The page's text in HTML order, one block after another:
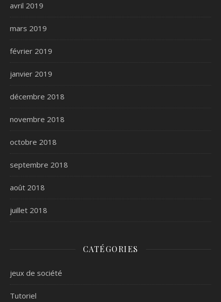
avril 2019
mars 2019
février 2019
janvier 2019
décembre 2018
novembre 2018
octobre 2018
septembre 2018
août 2018
juillet 2018
CATÉGORIES
jeux de société
Tutoriel